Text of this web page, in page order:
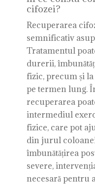
cifozei?
Recuperarea
semnificativ
Tratamentul
durerii,
fizic, precum și
pe termen lung.
recuperarea
intermediul
fizice, care pot
din jurul
îmbunătățirea
severe,
necesară pentru